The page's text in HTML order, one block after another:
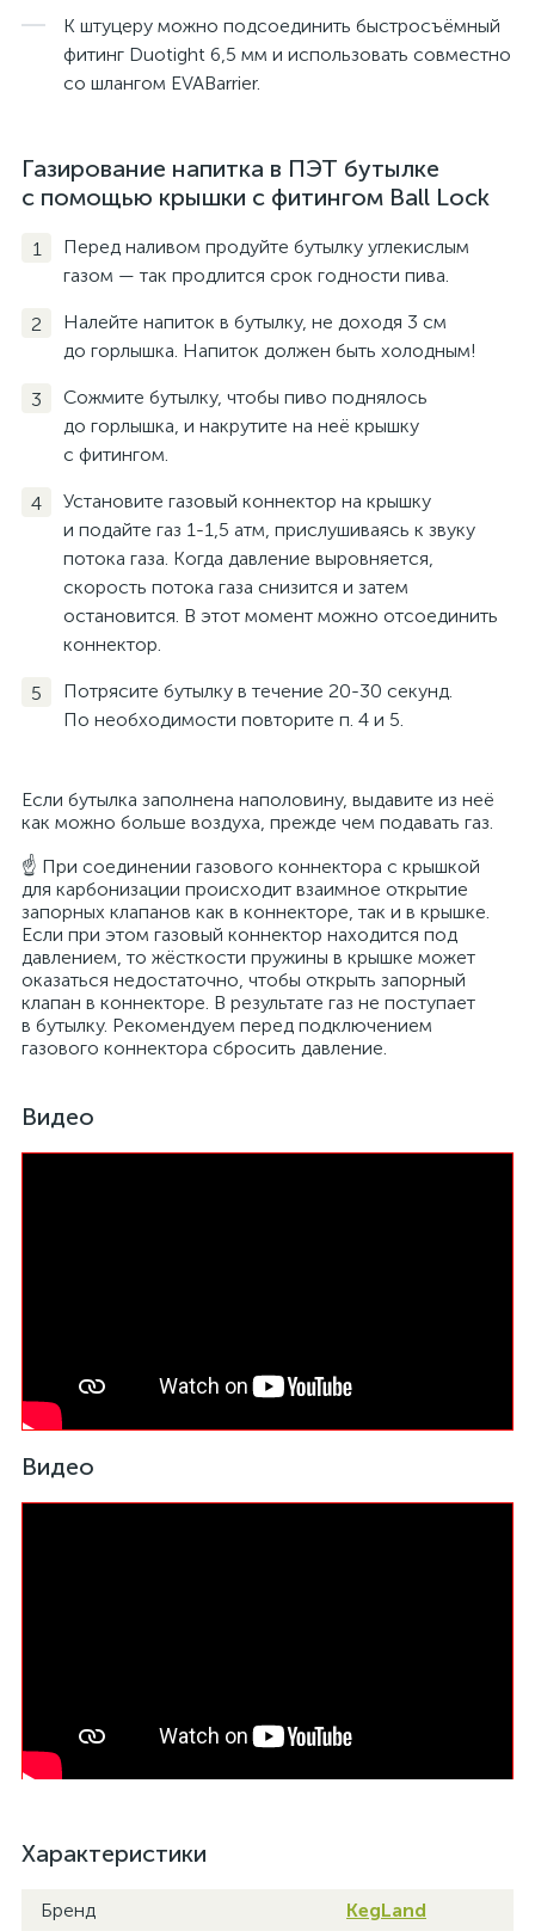
К штуцеру можно подсоединить быстросъёмный
фитинг Duotight 6,5 мм и использовать совместно
со шлангом EVABarrier.
Газирование напитка в ПЭТ бутылке
с помощью крышки с фитингом Ball Lock
Перед наливом продуйте бутылку углекислым
газом — так продлится срок годности пива.
Налейте напиток в бутылку, не доходя 3 см
до горлышка. Напиток должен быть холодным!
Сожмите бутылку, чтобы пиво поднялось
до горлышка, и накрутите на неё крышку
с фитингом.
Установите газовый коннектор на крышку
и подайте газ 1-1,5 атм, прислушиваясь к звуку
потока газа. Когда давление выровняется,
скорость потока газа снизится и затем
остановится. В этот момент можно отсоединить
коннектор.
Потрясите бутылку в течение 20-30 секунд.
По необходимости повторите п. 4 и 5.
Если бутылка заполнена наполовину, выдавите из неё
как можно больше воздуха, прежде чем подавать газ.
☝️ При соединении газового коннектора с крышкой
для карбонизации происходит взаимное открытие
запорных клапанов как в коннекторе, так и в крышке.
Если при этом газовый коннектор находится под
давлением, то жёсткости пружины в крышке может
оказаться недостаточно, чтобы открыть запорный
клапан в коннекторе. В результате газ не поступает
в бутылку. Рекомендуем перед подключением
газового коннектора сбросить давление.
Видео
Видео
Характеристики
Бренд
KegLand